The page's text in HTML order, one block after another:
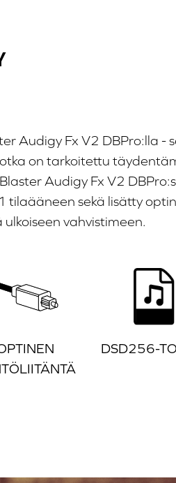
Audigy Fx V2 DBPro:lla -
on tarkoitettu
Audigy Fx V2
tilaääneen sekä lisätty
vahvistimeen.
DSD256-